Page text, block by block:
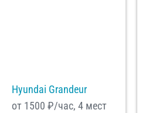
Hyundai Grandeur
от 1500 ₽/час, 4 мест